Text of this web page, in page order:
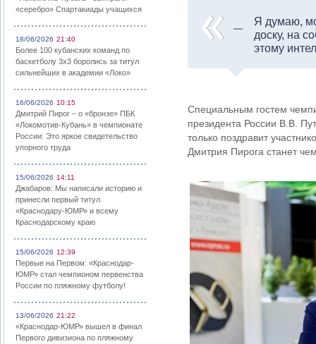
«серебро» Спартакиады учащихся
18/06/2026 21:40
Более 100 кубанских команд по
баскетболу 3х3 боролись за титул
сильнейших в академии «Локо»
16/06/2026 10:15
Дмитрий Пирог – о «бронзе» ПБК
«Локомотив-Кубань» в чемпионате
России: Это яркое свидетельство
упорного труда
15/06/2026 14:11
Джабаров: Мы написали историю и
принесли первый титул
«Краснодару-ЮМР» и всему
Краснодарскому краю
15/06/2026 12:39
Первые на Первом: «Краснодар-
ЮМР» стал чемпионом первенства
России по пляжному футболу!
13/06/2026 21:22
«Краснодар-ЮМР» вышел в финал
Первого дивизиона по пляжному
Я думаю,
доску, на
этому
Специальным гостем
президента России В.В.
только поздравит
Дмитрия Пирога станет